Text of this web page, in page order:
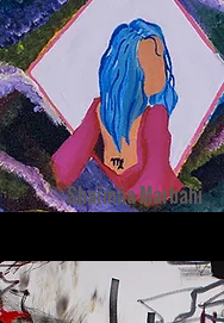
Shaïmâa Marbahi